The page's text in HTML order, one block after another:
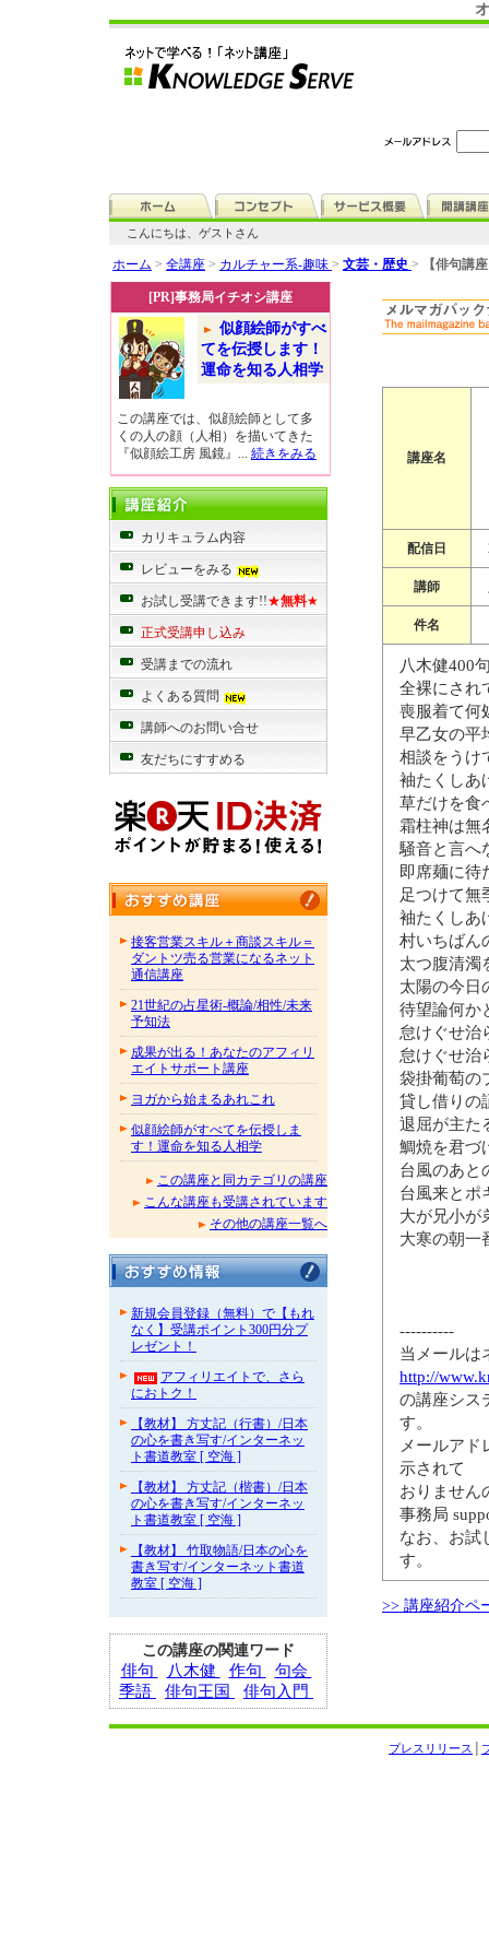
こんにちは、ゲストさん
ホーム > 全講座 > カルチャー系-趣味 > 文芸・歴史 > 【俳句講
[PR]事務局イチオシ講座
似顔絵師がすべ
てを伝授します！
運命を知る人相学
この講座では、似顔絵師として多
くの人の顔（人相）を描いてきた
『似顔絵工房 風鏡』... 続きをみる
カリキュラム内容
レビューをみる
お試し受講できます!!★無料★
正式受講申し込み
受講までの流れ
よくある質問
講師へのお問い合せ
友だちにすすめる
接客営業スキル＋商談スキル＝
ダントツ売る営業になるネット
通信講座
21世紀の占星術-概論/相性/未来
予知法
成果が出る！あなたのアフィリ
エイトサポート講座
ヨガから始まるあれこれ
似顔絵師がすべてを伝授しま
す！運命を知る人相学
この講座と同カテゴリの講座
こんな講座も受講されています
その他の講座一覧へ
新規会員登録（無料）で【もれ
なく】受講ポイント300円分プ
レゼント！
アフィリエイトで、さら
におトク！
【教材】 方丈記（行書）/日本
の心を書き写す/インターネッ
ト書道教室 [ 空海 ]
【教材】 方丈記（楷書）/日本
の心を書き写す/インターネッ
ト書道教室 [ 空海 ]
【教材】 竹取物語/日本の心を
書き写す/インターネット書道
教室 [ 空海 ]
この講座の関連ワード
俳句 八木健 作句
句会
季語
俳句王国 俳句入門
講座名
配信日
講師
件名
八木健
全裸にされ
喪服着て何
早乙女の平
相談をうけ
袖たくしあ
草だけを食
霜柱神は無
騒音と
即席麺に待
足つけて無
袖たくしあ
村いちばん
太つ腹清濁
太陽の今日
待望論何か
怠けぐせ治
怠けぐせ治
袋掛葡萄の
貸し借りの
退屈が主た
鯛焼を君づ
台風のあと
台風来とポ
大が兄小が
大寒の朝一
----------
当メールは
http://
の講座シス
す。
メールア
示されて
おりません
事務局
なお、お試
す。
>> 講座紹介ペ
プレスリリース